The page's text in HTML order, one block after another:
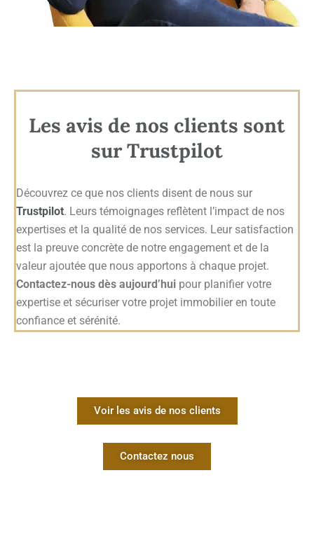
Les avis de nos clients sont
sur Trustpilot
Découvrez ce que nos clients disent de nous sur
Trustpilot. Leurs témoignages reflètent l’impact de nos
expertises et la qualité de nos services. Leur satisfaction
est la preuve concrète de notre engagement et de la
valeur ajoutée que nous apportons à chaque projet.
Contactez-nous dès aujourd’hui pour planifier votre
expertise et sécuriser votre projet immobilier en toute
confiance et sérénité.
Voir les avis de nos clients
Contactez nous